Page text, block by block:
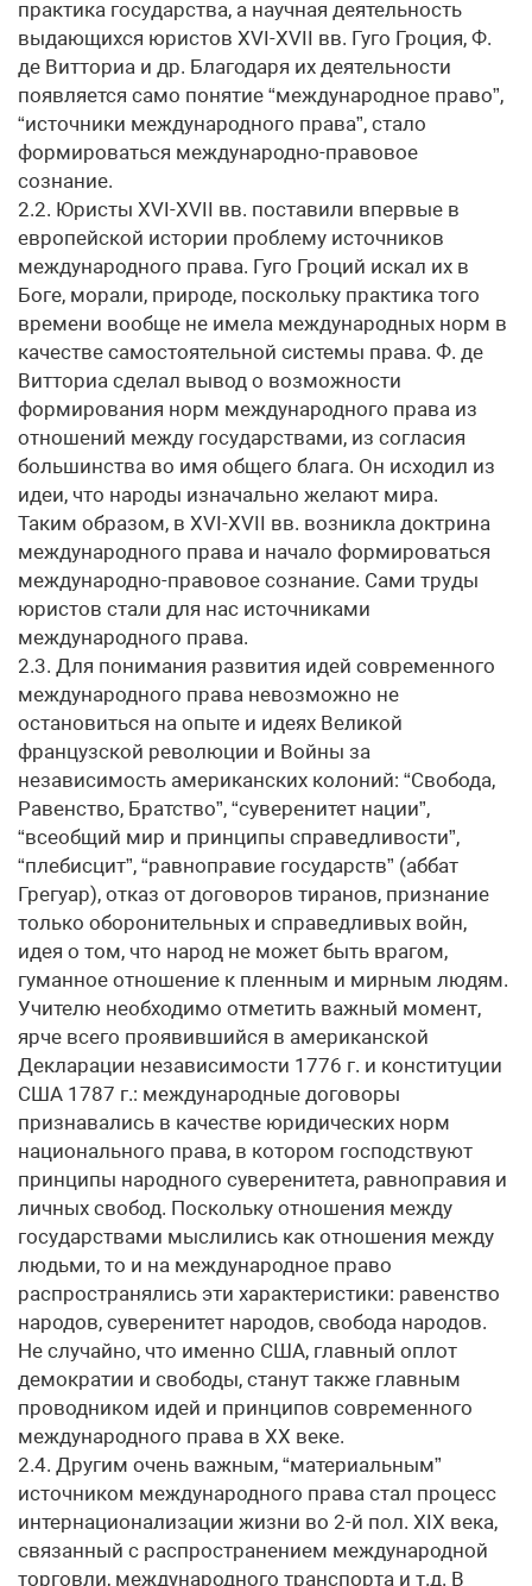
практика государства, а научная деятельность
выдающихся юристов XVI-XVII вв. Гуго Гроция, Ф.
де Витториа и др. Благодаря их деятельности
появляется само понятие “международное право”,
“источники международного права”, стало
формироваться международно-правовое
сознание.
2.2. Юристы XVI-XVII вв. поставили впервые в
европейской истории проблему источников
международного права. Гуго Гроций искал их в
Боге, морали, природе, поскольку практика того
времени вообще не имела международных норм в
качестве самостоятельной системы права. Ф. де
Витториа сделал вывод о возможности
формирования норм международного права из
отношений между государствами, из согласия
большинства во имя общего блага. Он исходил из
идеи, что народы изначально желают мира.
Таким образом, в XVI-XVII вв. возникла доктрина
международного права и начало формироваться
международно-правовое сознание. Сами труды
юристов стали для нас источниками
международного права.
2.3. Для понимания развития идей современного
международного права невозможно не
остановиться на опыте и идеях Великой
французской революции и Войны за
независимость американских колоний: “Свобода,
Равенство, Братство”, “суверенитет нации”,
“всеобщий мир и принципы справедливости”,
“плебисцит”, “равноправие государств” (аббат
Грегуар), отказ от договоров тиранов, признание
только оборонительных и справедливых войн,
идея о том, что народ не может быть врагом,
гуманное отношение к пленным и мирным людям.
Учителю необходимо отметить важный момент,
ярче всего проявившийся в американской
Декларации независимости 1776 г. и конституции
США 1787 г.: международные договоры
признавались в качестве юридических норм
национального права, в котором господствуют
принципы народного суверенитета, равноправия и
личных свобод. Поскольку отношения между
государствами мыслились как отношения между
людьми, то и на международное право
распространялись эти характеристики: равенство
народов, суверенитет народов, свобода народов.
Не случайно, что именно США, главный оплот
демократии и свободы, станут также главным
проводником идей и принципов современного
международного права в XX веке.
2.4. Другим очень важным, “материальным”
источником международного права стал процесс
интернационализации жизни во 2-й пол. XIX века,
связанный с распространением международной
торговли, международного транспорта и т.д. В